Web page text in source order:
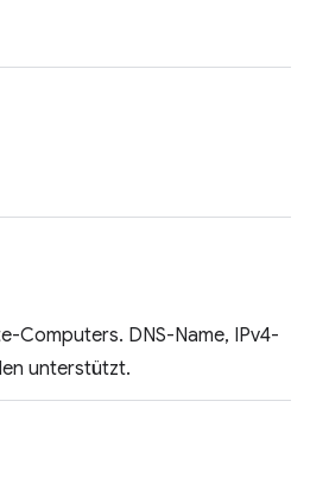
Computers. DNS-Name, IPv4-
unterstützt.